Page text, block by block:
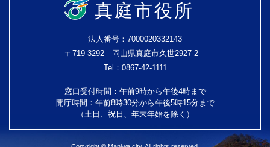
真庭市役所
法人番号：7000020332143
〒719-3292 岡山県真庭市久世2927-2
Tel：0867-42-1111
窓口受付時間：午前9時から午後4時まで
開庁時間：午前8時30分から午後5時15分まで
（土日、祝日、年末年始を除く）